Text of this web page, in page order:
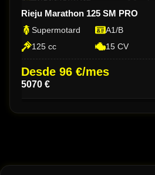
Rieju Marathon 125 SM PRO
Supermotard
A1/B
125 cc
15 CV
Desde 96 €/mes
5070 €